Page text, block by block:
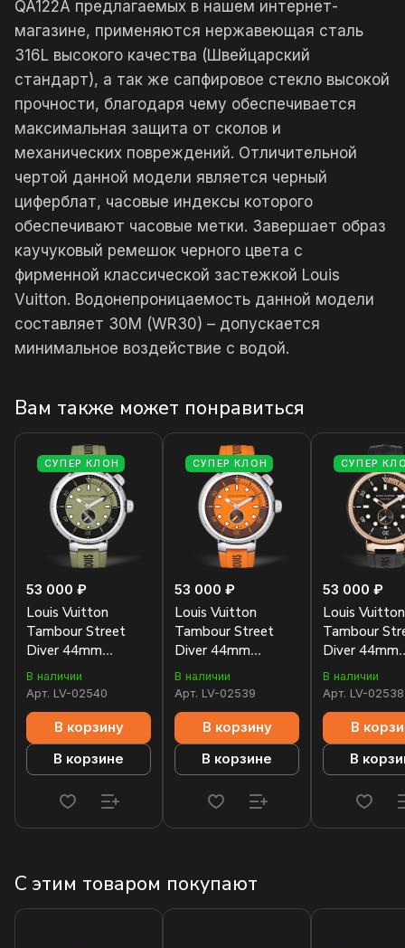
QA122A предлагаемых в нашем интернет-
магазине, применяются нержавеющая сталь
316L высокого качества (Швейцарский
стандарт), а так же сапфировое стекло высокой
прочности, благодаря чему обеспечивается
максимальная защита от сколов и
механических повреждений. Отличительной
чертой данной модели является черный
циферблат, часовые индексы которого
обеспечивают часовые метки. Завершает образ
каучуковый ремешок черного цвета с
фирменной классической застежкой Louis
Vuitton. Водонепроницаемость данной модели
составляет 30М (WR30) – допускается
минимальное воздействие с водой.
Вам также может понравиться
СУПЕР КЛОН
53 000 ₽
Louis Vuitton
Tambour Street
Diver 44mm
QA173A
В наличии
Арт. LV-02540
В корзину
В корзине
СУПЕР КЛОН
53 000 ₽
Louis Vuitton
Tambour Street
Diver 44mm
QA172A
В наличии
Арт. LV-02539
В корзину
В корзине
СУПЕР
53 000 ₽
Louis Vuitton
Tambour
Diver 44mm
QA123A
В наличии
Арт. LV-02538
В
В
С этим товаром покупают